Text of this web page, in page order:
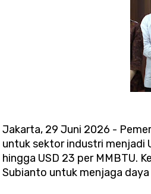
Jakarta, 29 Juni 2026 -
untuk sektor industri menjadi
hingga USD 23 per MMBTU.
Subianto untuk menjaga